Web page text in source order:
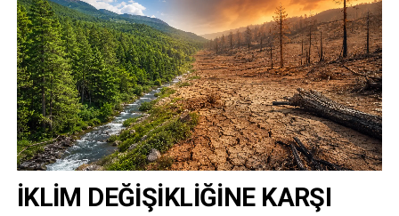
İKLİM DEĞİŞİKLİĞİNE KARŞI